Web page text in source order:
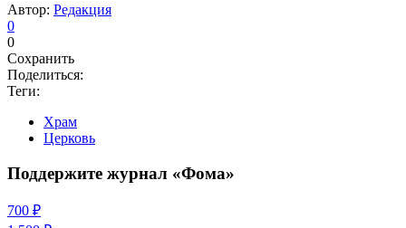
Автор: Редакция
0
0
Сохранить
Поделиться:
Теги:
Храм
Церковь
Поддержите журнал «Фома»
700 ₽